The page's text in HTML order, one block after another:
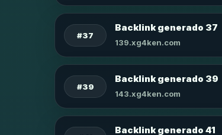
#37
Backlink generado 37
139.xg4ken.com
#39
Backlink generado 39
143.xg4ken.com
Backlink generado 41